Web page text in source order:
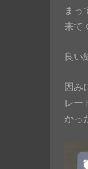
まっ
来て
良い
因み
レー
かっ